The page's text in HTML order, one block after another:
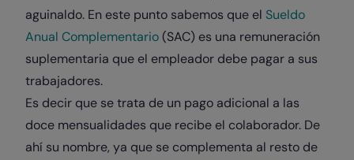
aguinaldo. En este punto sabemos que el Sueldo
Anual Complementario (SAC) es una remuneración
suplementaria que el empleador debe pagar a sus
trabajadores.
Es decir que se trata de un pago adicional a las
doce mensualidades que recibe el colaborador. De
ahí su nombre, ya que se complementa al resto de